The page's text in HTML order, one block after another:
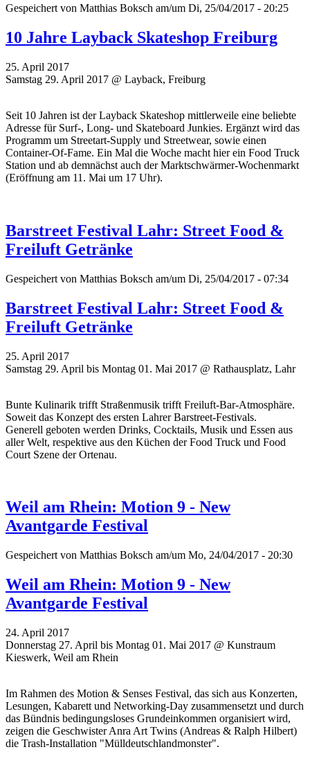
Gespeichert von Matthias Boksch am/um Di, 25/04/2017 - 20:25
10 Jahre Layback Skateshop Freiburg
25. April 2017
Samstag 29. April 2017 @ Layback, Freiburg
Seit 10 Jahren ist der Layback Skateshop mittlerweile eine beliebte
Adresse für Surf-, Long- und Skateboard Junkies. Ergänzt wird das
Programm um Streetart-Supply und Streetwear, sowie einen
Container-Of-Fame. Ein Mal die Woche macht hier ein Food Truck
Station und ab demnächst auch der Marktschwärmer-Wochenmarkt
(Eröffnung am 11. Mai um 17 Uhr).
Barstreet Festival Lahr: Street Food &
Freiluft Getränke
Gespeichert von Matthias Boksch am/um Di, 25/04/2017 - 07:34
Barstreet Festival Lahr: Street Food &
Freiluft Getränke
25. April 2017
Samstag 29. April bis Montag 01. Mai 2017 @ Rathausplatz, Lahr
Bunte Kulinarik trifft Straßenmusik trifft Freiluft-Bar-Atmosphäre.
Soweit das Konzept des ersten Lahrer Barstreet-Festivals.
Generell geboten werden Drinks, Cocktails, Musik und Essen aus
aller Welt, respektive aus den Küchen der Food Truck und Food
Court Szene der Ortenau.
Weil am Rhein: Motion 9 - New
Avantgarde Festival
Gespeichert von Matthias Boksch am/um Mo, 24/04/2017 - 20:30
Weil am Rhein: Motion 9 - New
Avantgarde Festival
24. April 2017
Donnerstag 27. April bis Montag 01. Mai 2017 @ Kunstraum
Kieswerk, Weil am Rhein
Im Rahmen des Motion & Senses Festival, das sich aus Konzerten,
Lesungen, Kabarett und Networking-Day zusammensetzt und durch
das Bündnis bedingungsloses Grundeinkommen organisiert wird,
zeigen die Geschwister Anra Art Twins (Andreas & Ralph Hilbert)
die Trash-Installation "Mülldeutschlandmonster".